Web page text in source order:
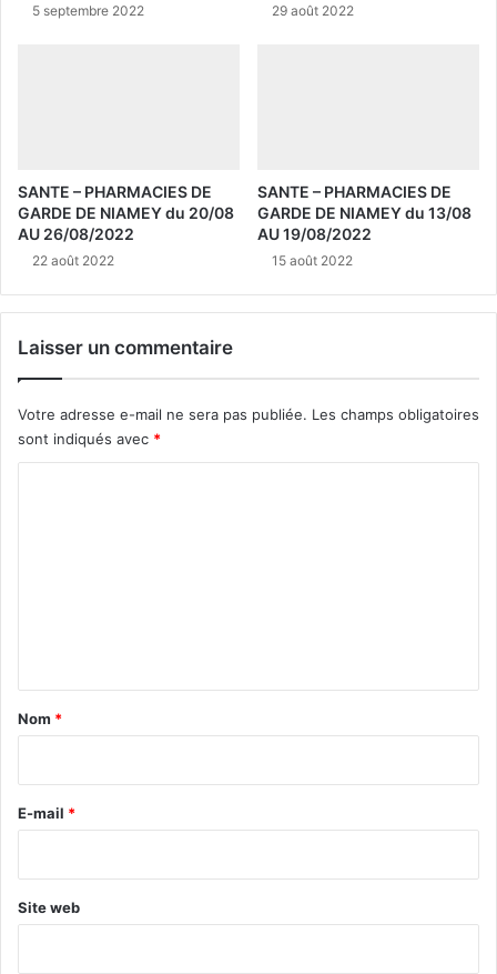
5 septembre 2022 29 août 2022
SANTE – PHARMACIES DE
GARDE DE NIAMEY du 20/08
AU 26/08/2022
22 août 2022
SANTE – PHARMACIES DE
GARDE DE NIAMEY du 13/08
AU 19/08/2022
15 août 2022
Laisser un commentaire
Votre adresse e-mail ne sera pas publiée. Les champs obligatoires
sont indiqués avec *
a
e
Nom *
E-mail *
Site web